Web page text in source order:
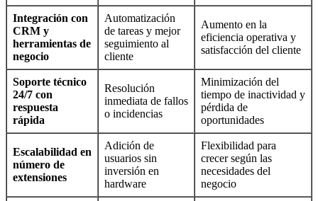
Integración con
CRM y
herramientas de
negocio
Automatización
de tareas y mejor
seguimiento al
cliente
Aumento en la
eficiencia operativa y
satisfacción del cliente
Soporte técnico
24/7 con
respuesta
rápida
Resolución
inmediata de fallos
o incidencias
Minimización del
tiempo de inactividad y
pérdida de
oportunidades
Escalabilidad en
número de
extensiones
Adición de
usuarios sin
inversión en
hardware
Flexibilidad para
crecer según las
necesidades del
negocio